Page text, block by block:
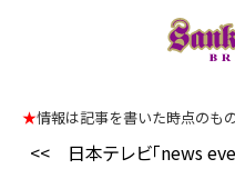
★情報は記事を書いた時点のも
<<
日本テレビ「news